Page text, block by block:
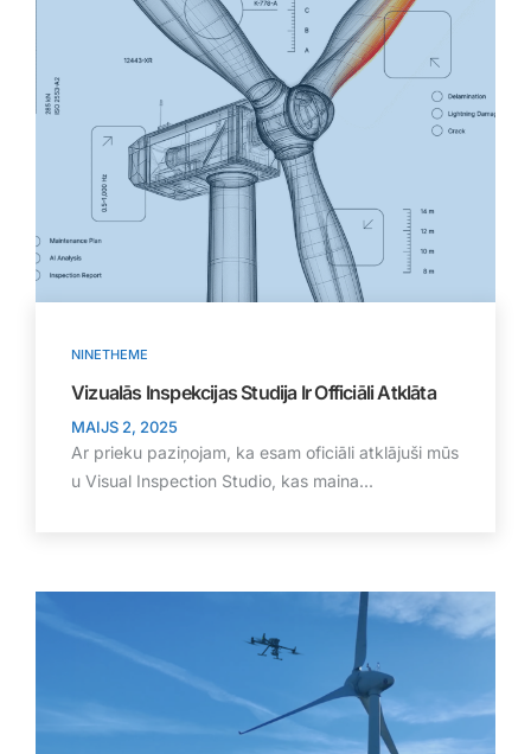
NINETHEME
Vizualās Inspekcijas Studija Ir Officiāli Atklāta
MAIJS 2, 2025
Ar prieku paziņojam, ka esam oficiāli atklājuši mūs
u Visual Inspection Studio, kas maina...